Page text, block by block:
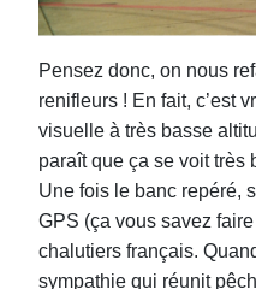
Pensez donc, on nous
renifleurs ! En fait, c’est
visuelle à très basse
paraît que ça se voit très
Une fois le banc repéré,
GPS (ça vous savez
chalutiers français.
sympathie qui réunit